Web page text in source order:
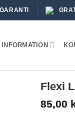
INFORMATION
Flexi
85,00